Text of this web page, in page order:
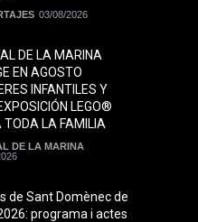
03/08/2026
DE LA MARINA
EN AGOSTO
INFANTILES Y
LEGO®
TODA LA FAMILIA
DE LA MARINA
de Sant Domènec de
programa i actes